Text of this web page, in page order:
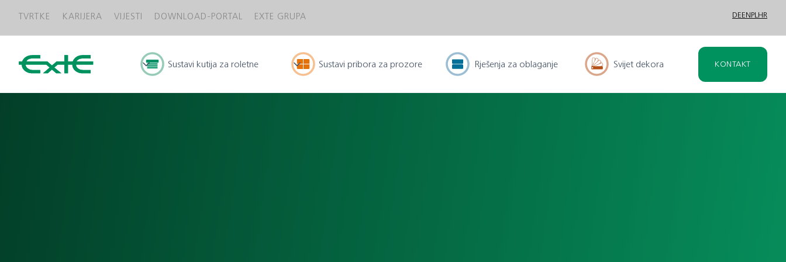
TVRTKE KARIJERA VIJESTI DOWNLOAD-PORTAL EXTE GRUPA DEENPLHR
Sustavi kutija za roletne Sustavi pribora za prozore Rješenja za oblaganje Svijet dekora KONTAKT